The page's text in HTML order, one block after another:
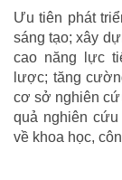
Ưu tiên phát
sáng tạo; xây
cao năng lực
lược; tăng
cơ sở nghiên
quả nghiên
về khoa học,